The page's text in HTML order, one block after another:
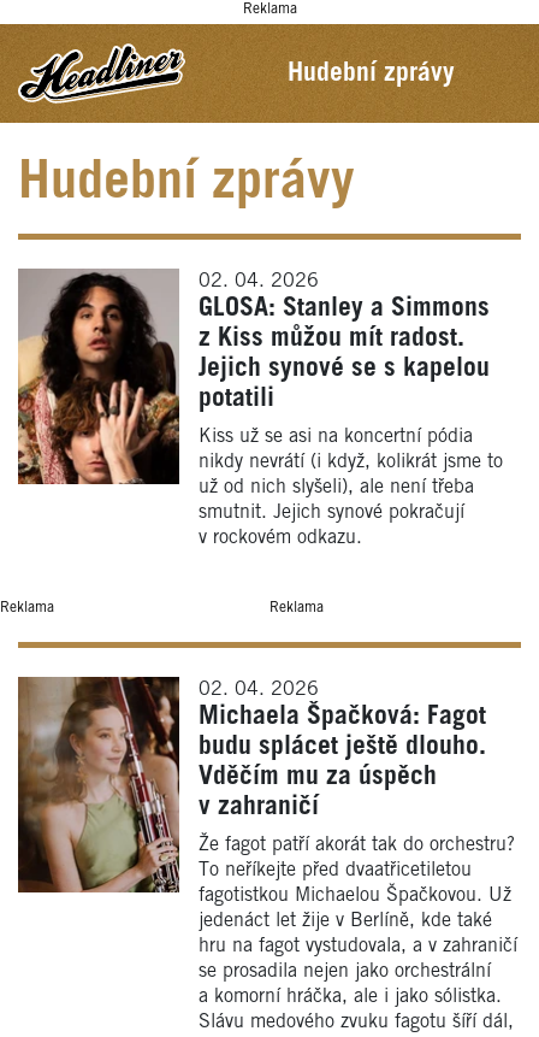
Reklama
Hudební zprávy
Hudební zprávy
02. 04. 2026
GLOSA: Stanley a Simmons
z Kiss můžou mít radost.
Jejich synové se s kapelou
potatili
Kiss už se asi na koncertní pódia
nikdy nevrátí (i když, kolikrát jsme to
už od nich slyšeli), ale není třeba
smutnit. Jejich synové pokračují
v rockovém odkazu.
Reklama Reklama
02. 04. 2026
Michaela Špačková: Fagot
budu splácet ještě dlouho.
Vděčím mu za úspěch
v zahraničí
Že fagot patří akorát tak do orchestru?
To neříkejte před dvaatřicetiletou
fagotistkou Michaelou Špačkovou. Už
jedenáct let žije v Berlíně, kde také
hru na fagot vystudovala, a v zahraničí
se prosadila nejen jako orchestrální
a komorní hráčka, ale i jako sólistka.
Slávu medového zvuku fagotu šíří dál,